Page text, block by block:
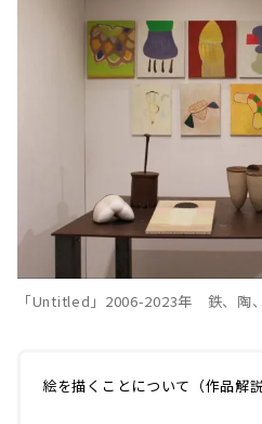
「Untitled」2006-2023年 鉄、陶
絵を描くことについて（作品解説